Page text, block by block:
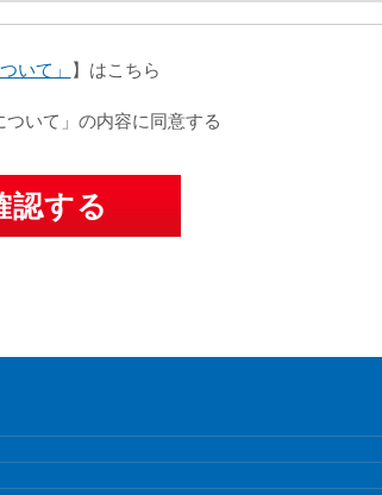
いて」 】はこちら
ついて」の内容に同意する